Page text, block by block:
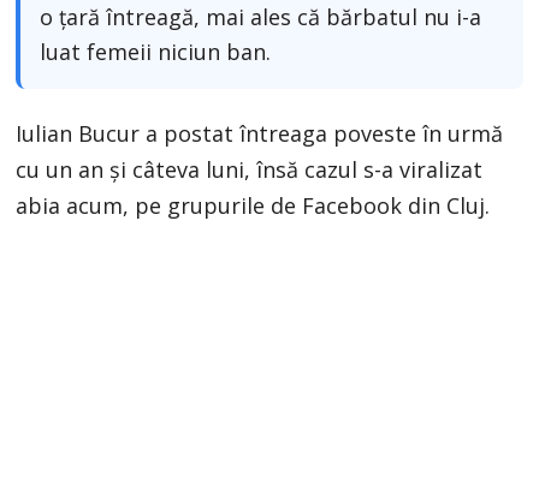
o țară întreagă, mai ales că bărbatul nu i-a
luat femeii niciun ban.
Iulian Bucur a postat întreaga poveste în urmă
cu un an și câteva luni, însă cazul s-a viralizat
abia acum, pe grupurile de Facebook din Cluj.